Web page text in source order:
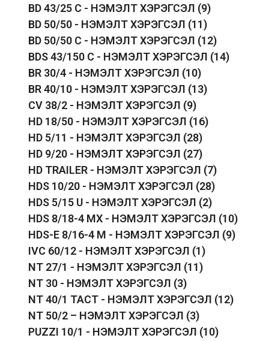
BD 43/25 C - НЭМЭЛТ ХЭРЭГСЭЛ (9)
BD 50/50 - НЭМЭЛТ ХЭРЭГСЭЛ (11)
BD 50/50 C - НЭМЭЛТ ХЭРЭГСЭЛ (12)
BDS 43/150 C - НЭМЭЛТ ХЭРЭГСЭЛ (14)
BR 30/4 - НЭМЭЛТ ХЭРЭГСЭЛ (10)
BR 40/10 - НЭМЭЛТ ХЭРЭГСЭЛ (13)
CV 38/2 - НЭМЭЛТ ХЭРЭГСЭЛ (9)
HD 18/50 - НЭМЭЛТ ХЭРЭГСЭЛ (16)
HD 5/11 - НЭМЭЛТ ХЭРЭГСЭЛ (28)
HD 9/20 - НЭМЭЛТ ХЭРЭГСЭЛ (27)
HD TRAILER - НЭМЭЛТ ХЭРЭГСЭЛ (7)
HDS 10/20 - НЭМЭЛТ ХЭРЭГСЭЛ (28)
HDS 5/15 U - НЭМЭЛТ ХЭРЭГСЭЛ (2)
HDS 8/18-4 MX - НЭМЭЛТ ХЭРЭГСЭЛ (10)
HDS-E 8/16-4 M - НЭМЭЛТ ХЭРЭГСЭЛ (9)
IVC 60/12 - НЭМЭЛТ ХЭРЭГСЭЛ (1)
NT 27/1 - НЭМЭЛТ ХЭРЭГСЭЛ (11)
NT 30 - НЭМЭЛТ ХЭРЭГСЭЛ (3)
NT 40/1 TACT - НЭМЭЛТ ХЭРЭГСЭЛ (12)
NT 50/2 – НЭМЭЛТ ХЭРЭГСЭЛ (3)
PUZZI 10/1 - НЭМЭЛТ ХЭРЭГСЭЛ (10)